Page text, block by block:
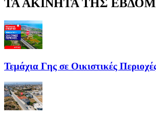
ΤΑ ΑΚΙΝΗΤΑ ΤΗΣ
Τεμάχια Γης σε Οικιστικές